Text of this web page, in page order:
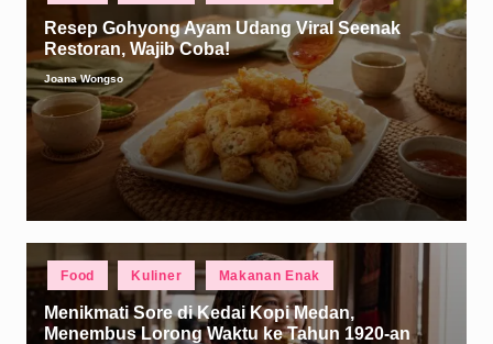
Resep Gohyong Ayam Udang Viral Seenak
Restoran, Wajib Coba!
Posted
by
Joana Wongso
Posted
Food Kuliner Makanan Enak
Menikmati Sore di Kedai Kopi Medan,
Menembus Lorong Waktu ke Tahun 1920-an